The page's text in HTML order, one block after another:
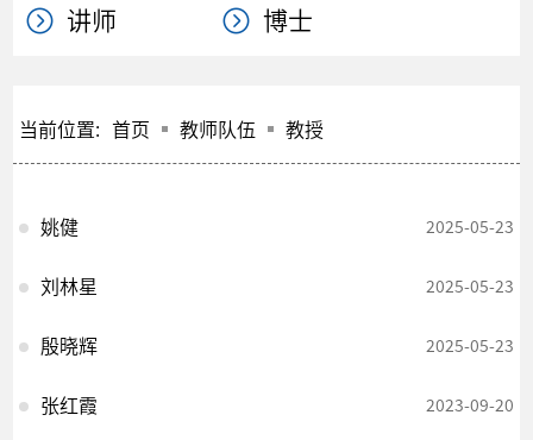
讲师
博士
当前位置: 首页 教师队伍 教授
姚健 2025-05-23
刘林星 2025-05-23
殷晓辉 2025-05-23
张红霞 2023-09-20